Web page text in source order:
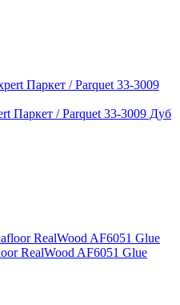
Паркет / Parquet 33-3009 Дуб
RealWood AF6051 Glue